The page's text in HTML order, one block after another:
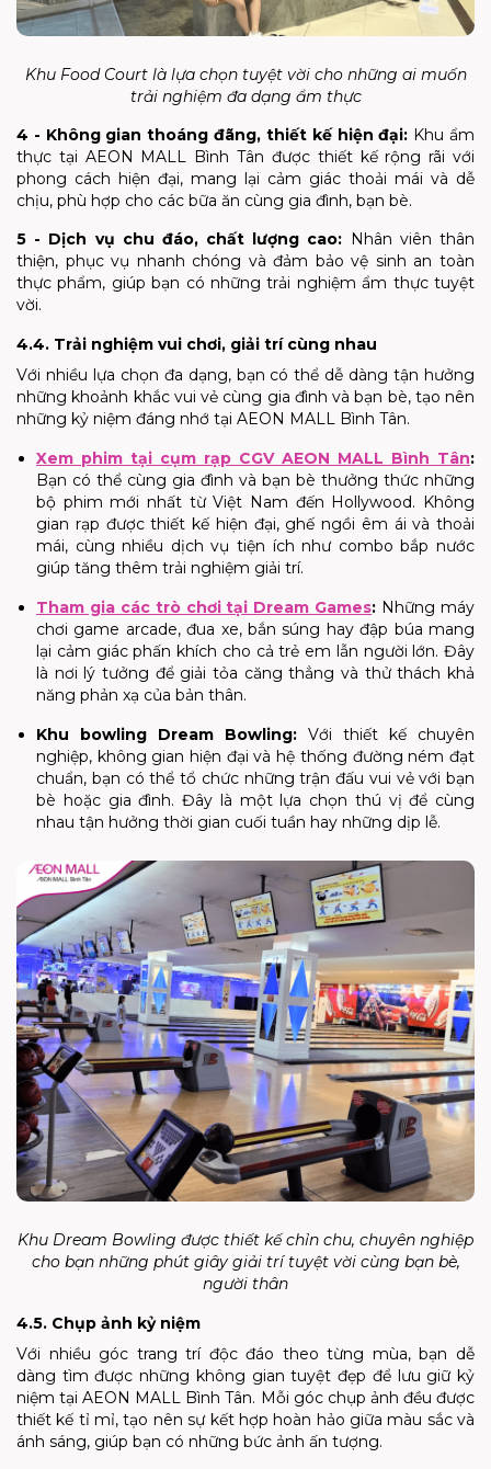
Khu Food Court là lựa chọn tuyệt vời cho những ai muốn
trải nghiệm đa dạng ẩm thực
4 - Không gian thoáng đãng, thiết kế hiện đại: Khu ẩm
thực tại AEON MALL Bình Tân được thiết kế rộng rãi với
phong cách hiện đại, mang lại cảm giác thoải mái và dễ
chịu, phù hợp cho các bữa ăn cùng gia đình, bạn bè.
5 - Dịch vụ chu đáo, chất lượng cao:
Nhân viên thân
thiện, phục vụ nhanh chóng và đảm bảo vệ sinh an toàn
thực phẩm, giúp bạn có những trải nghiệm ẩm thực tuyệt
vời.
4.4. Trải nghiệm vui chơi, giải trí cùng nhau
Với nhiều lựa chọn đa dạng, bạn có thể dễ dàng tận hưởng
những khoảnh khắc vui vẻ cùng gia đình và bạn bè, tạo nên
những kỷ niệm đáng nhớ tại AEON MALL Bình Tân.
Xem phim tại cụm rạp CGV AEON MALL Bình Tân:
Bạn có thể cùng gia đình và bạn bè thưởng thức những
bộ phim mới nhất từ Việt Nam đến Hollywood. Không
gian rạp được thiết kế hiện đại, ghế ngồi êm ái và thoải
mái, cùng nhiều dịch vụ tiện ích như combo bắp nước
giúp tăng thêm trải nghiệm giải trí.
Tham gia các trò chơi tại Dream Games: Những máy
chơi game arcade, đua xe, bắn súng hay đập búa mang
lại cảm giác phấn khích cho cả trẻ em lẫn người lớn. Đây
là nơi lý tưởng để giải tỏa căng thẳng và thử thách khả
năng phản xạ của bản thân.
Khu bowling Dream Bowling: Với thiết kế chuyên
nghiệp, không gian hiện đại và hệ thống đường ném đạt
chuẩn, bạn có thể tổ chức những trận đấu vui vẻ với bạn
bè hoặc gia đình. Đây là một lựa chọn thú vị để cùng
nhau tận hưởng thời gian cuối tuần hay những dịp lễ.
Khu Dream Bowling được thiết kế chỉn chu, chuyên nghiệp
cho bạn những phút giây giải trí tuyệt vời cùng bạn bè,
người thân
4.5. Chụp ảnh kỷ niệm
Với nhiều góc trang trí độc đáo theo từng mùa, bạn dễ
dàng tìm được những không gian tuyệt đẹp để lưu giữ kỷ
niệm tại AEON MALL Bình Tân. Mỗi góc chụp ảnh đều được
thiết kế tỉ mỉ, tạo nên sự kết hợp hoàn hảo giữa màu sắc và
ánh sáng, giúp bạn có những bức ảnh ấn tượng.